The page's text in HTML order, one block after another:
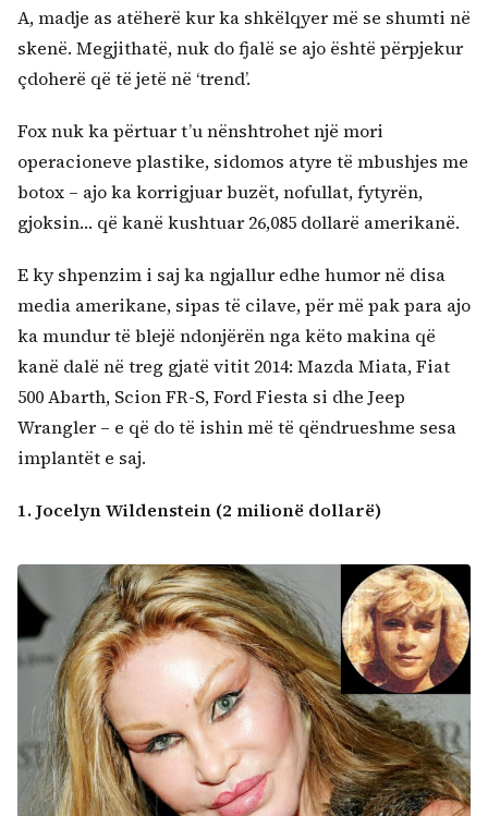
A, madje as atëherë kur ka shkëlqyer më se shumti në
skenë. Megjithatë, nuk do fjalë se ajo është përpjekur
çdoherë që të jetë në ‘trend’.
Fox nuk ka përtuar t’u nënshtrohet një mori
operacioneve plastike, sidomos atyre të mbushjes me
botox – ajo ka korrigjuar buzët, nofullat, fytyrën,
gjoksin… që kanë kushtuar 26,085 dollarë amerikanë.
E ky shpenzim i saj ka ngjallur edhe humor në disa
media amerikane, sipas të cilave, për më pak para ajo
ka mundur të blejë ndonjërën nga këto makina që
kanë dalë në treg gjatë vitit 2014: Mazda Miata, Fiat
500 Abarth, Scion FR-S, Ford Fiesta si dhe Jeep
Wrangler – e që do të ishin më të qëndrueshme sesa
implantët e saj.
1. Jocelyn Wildenstein (2 milionë dollarë)